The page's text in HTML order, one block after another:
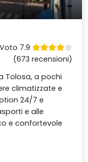
Voto 7.9
(673 recensioni)
Tolosa, a pochi
climatizzate e
24/7 e
e alle
e confortevole